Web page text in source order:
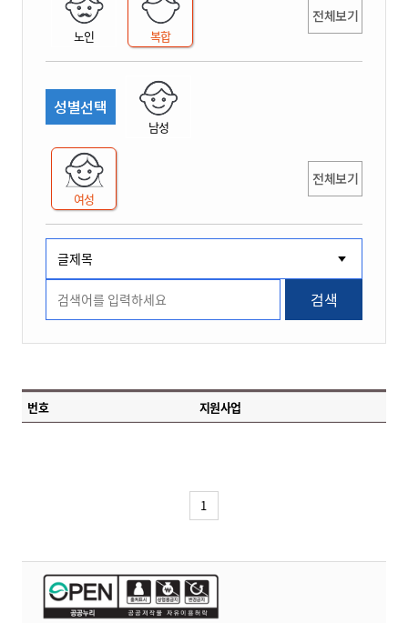
노인 복합
전체보기
성별선택
남성
여성
전체보기
검색
번호 지원사업
1